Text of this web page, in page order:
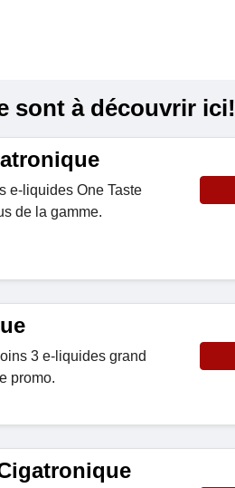
sont à découvrir ici!
e-liquides One Taste
de la gamme.
3 e-liquides grand
promo.